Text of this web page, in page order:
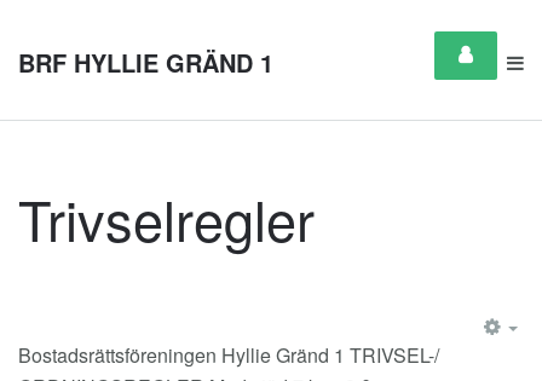
BRF HYLLIE GRÄND 1
Trivselregler
Bostadsrättsföreningen Hyllie Gränd 1 TRIVSEL-/